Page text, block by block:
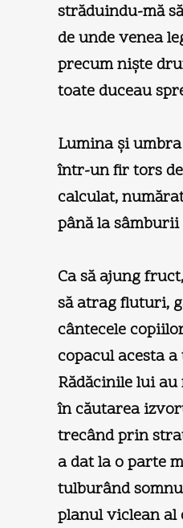
străduindu-mă
de unde venea
precum nişte
toate duceau
Lumina şi
într-un fir tors
calculat,
până la
Ca să ajung fruct,
să atrag fluturi,
cântecele
copacul acesta
Rădăcinile lui
în căutarea
trecând prin
a dat la o parte
tulburând
planul viclean al